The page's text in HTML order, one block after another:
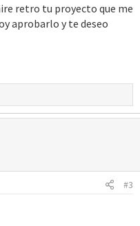
retro tu proyecto que me
aprobarlo y te deseo
#3